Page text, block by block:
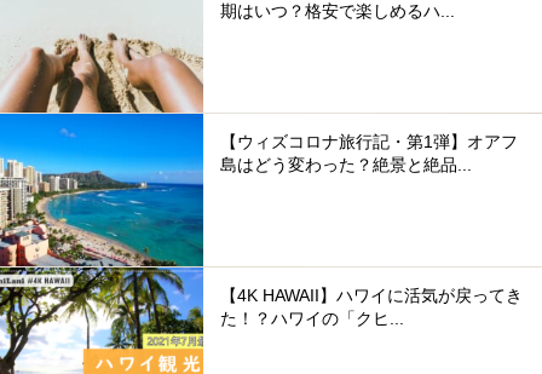
期はいつ？格安で楽しめるハ...
【ウィズコロナ旅行記・第1弾】オアフ
島はどう変わった？絶景と絶品...
【4K HAWAII】ハワイに活気が戻ってき
た！？ハワイの「クヒ...